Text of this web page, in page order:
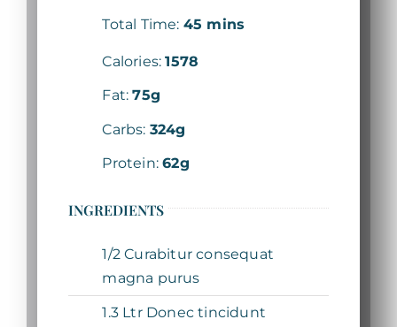
Total Time: 45 mins
Calories:1578
Fat:75g
Carbs: 324g
Protein:62g
INGREDIENTS
1/2 Curabitur consequat
magna purus
1.3 Ltr Donec tincidunt